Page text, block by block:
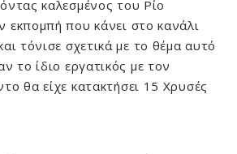
καλεσμένος του Ρίο
εκπομπή που κάνει στο κανάλι
τόνισε σχετικά με το θέμα αυτό
το ίδιο εργατικός με τον
θα είχε κατακτήσει 15 Χρυσές